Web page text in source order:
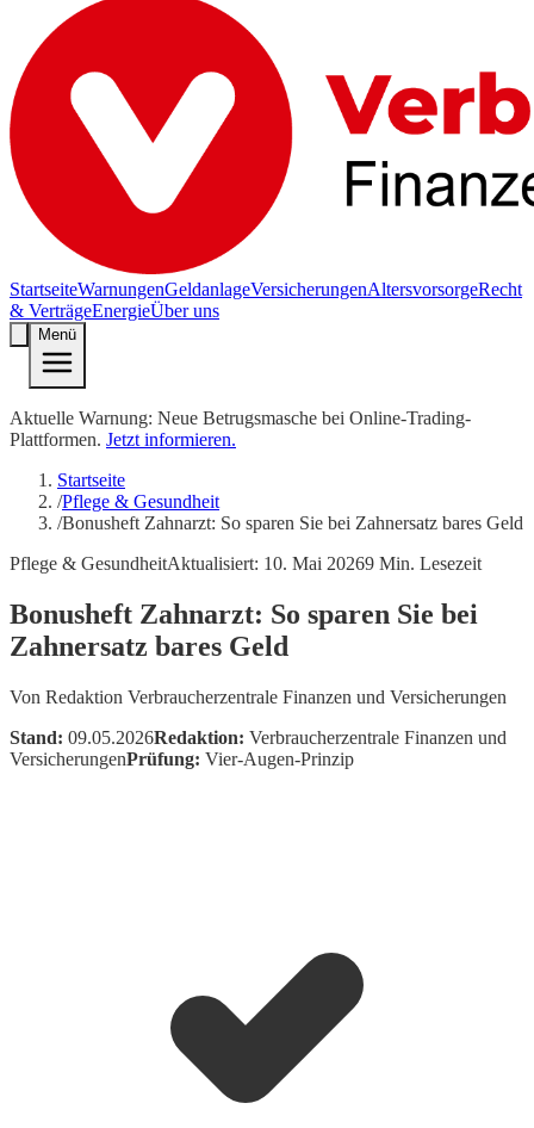
StartseiteWarnungenGeldanlageVersicherungenAltersvorsorgeRecht
& VerträgeEnergieÜber uns
Menü
Aktuelle Warnung: Neue Betrugsmasche bei Online-Trading-
Plattformen. Jetzt informieren.
Startseite
/Pflege & Gesundheit
/Bonusheft Zahnarzt: So sparen Sie bei Zahnersatz bares Geld
Pflege & GesundheitAktualisiert: 10. Mai 20269 Min. Lesezeit
Bonusheft Zahnarzt: So sparen Sie bei
Zahnersatz bares Geld
Von Redaktion Verbraucherzentrale Finanzen und Versicherungen
Stand: 09.05.2026Redaktion: Verbraucherzentrale Finanzen und
VersicherungenPrüfung: Vier-Augen-Prinzip